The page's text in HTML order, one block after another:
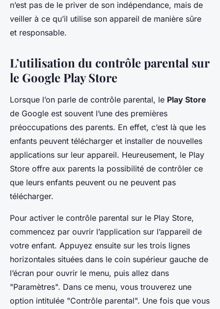
n’est pas de le priver de son indépendance, mais de
veiller à ce qu’il utilise son appareil de manière sûre
et responsable.
L’utilisation du contrôle parental sur
le Google Play Store
Lorsque l’on parle de contrôle parental, le Play Store
de Google est souvent l’une des premières
préoccupations des parents. En effet, c’est là que les
enfants peuvent télécharger et installer de nouvelles
applications sur leur appareil. Heureusement, le Play
Store offre aux parents la possibilité de contrôler ce
que leurs enfants peuvent ou ne peuvent pas
télécharger.
Pour activer le contrôle parental sur le Play Store,
commencez par ouvrir l’application sur l’appareil de
votre enfant. Appuyez ensuite sur les trois lignes
horizontales situées dans le coin supérieur gauche de
l’écran pour ouvrir le menu, puis allez dans
"Paramètres". Dans ce menu, vous trouverez une
option intitulée "Contrôle parental". Une fois que vous